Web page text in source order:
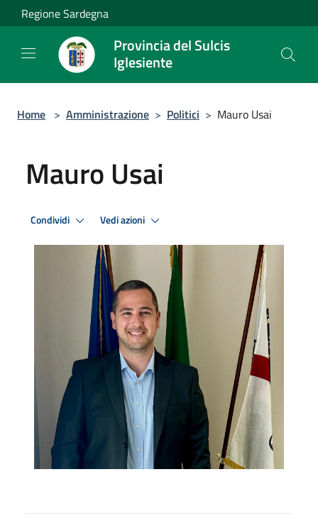
Salta al contenuto principale
Regione Sardegna
Provincia del Sulcis
Iglesiente
Home > Amministrazione > Politici > Mauro Usai
Mauro Usai
Condividi Vedi azioni